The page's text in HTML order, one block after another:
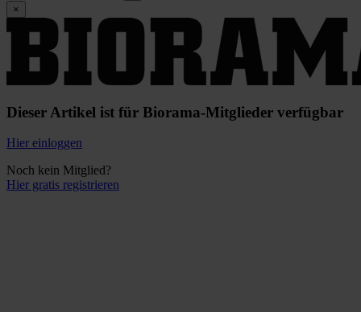
×
Dieser Artikel ist für Biorama-Mitglieder verfügbar
Hier einloggen
Noch kein Mitglied?
Hier gratis registrieren